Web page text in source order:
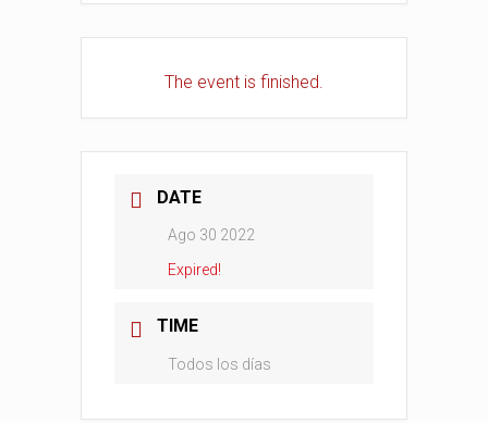
The event is finished.
DATE
Ago 30 2022
Expired!
TIME
Todos los días